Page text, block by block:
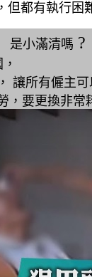
但都有執行困
是小滿清嗎 ?
讓所有僱主
，要更換非常